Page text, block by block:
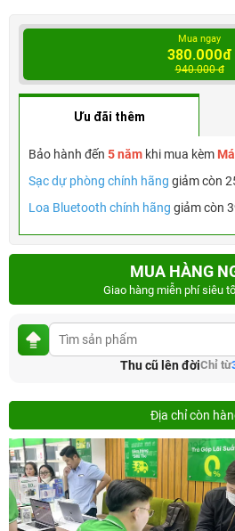
Mua ngay
380.000đ
940.000 đ
Ưu đãi thêm
Bảo hành đến 5 năm khi mua kèm
Sạc dự phòng chính hãng giảm còn
Loa Bluetooth chính hãng giảm còn
MUA HÀNG
Giao hàng miễn phí siêu
Thu cũ lên đờiChỉ từ
Địa chỉ còn